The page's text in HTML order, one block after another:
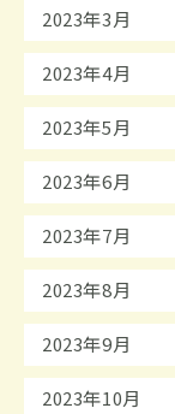
2023年3月
2023年4月
2023年5月
2023年6月
2023年7月
2023年8月
2023年9月
2023年10月